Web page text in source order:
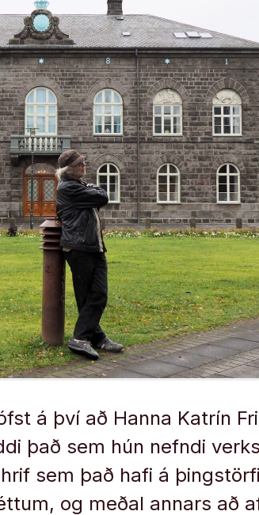
á því að Hanna Katrín
það sem hún nefndi
sem það hafi á
og meðal annars að